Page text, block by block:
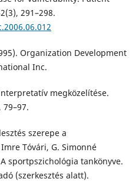
291–298.
Organization Development
Inc.
megközelítése.
szerepe a
Tóvári, G. Simonné
sportpszichológia tankönyve.
(szerkesztés alatt).